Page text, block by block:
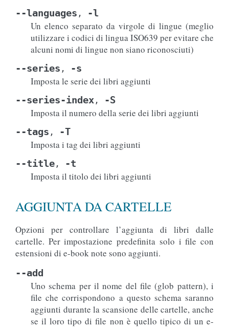
--languages , -l
Un elenco separato da virgole di lingue (meglio
utilizzare i codici di lingua ISO639 per evitare che
alcuni nomi di lingue non siano riconosciuti)
--series , -s
Imposta le serie dei libri aggiunti
--series-index , -S
Imposta il numero della serie dei libri aggiunti
--tags , -T
Imposta i tag dei libri aggiunti
--title , -t
Imposta il titolo dei libri aggiunti
AGGIUNTA DA CARTELLE
Opzioni per controllare l’aggiunta di libri dalle
cartelle. Per impostazione predefinita solo i file con
estensioni di e-book note sono aggiunti.
--add
Uno schema per il nome del file (glob pattern), i
file che corrispondono a questo schema saranno
aggiunti durante la scansione delle cartelle, anche
se il loro tipo di file non è quello tipico di un e-